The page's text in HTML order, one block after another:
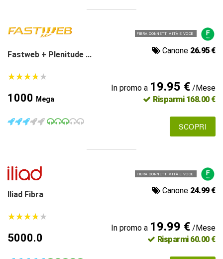
FIBRA CONNETTIVITÀ E VOCE
Fastweb + Plenitude ... Canone26.95 €
★★★★★
★★★★★
1000 Mega
In promo a 19.95 €/Mese
Risparmi 168.00 €
SCOPRI
FIBRA CONNETTIVITÀ E VOCE
Iliad Fibra Canone24.99 €
★★★★★
★★★★★
5000.0
In promo a 19.99 €/Mese
Risparmi 60.00 €